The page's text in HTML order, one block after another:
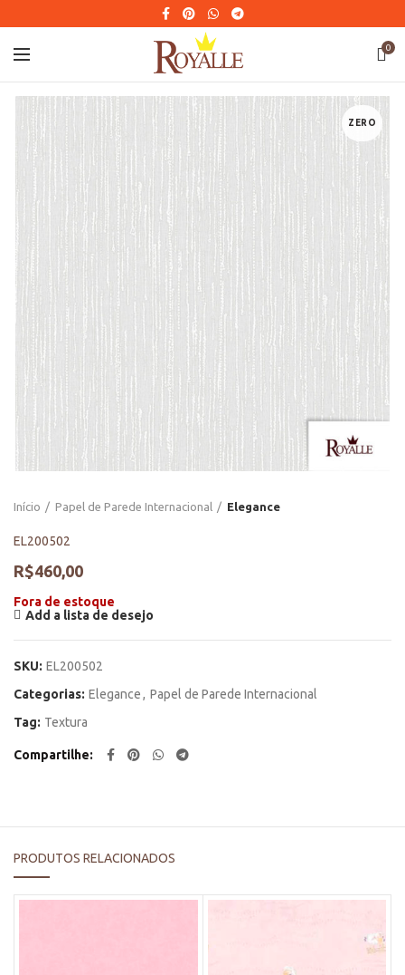
0
ZERO
Início Papel de Parede Internacional Elegance
EL200502
R$460,00
Fora de estoque
Add a lista de desejo
SKU: EL200502
Categorias: Elegance, Papel de Parede Internacional
Tag: Textura
Compartilhe
PRODUTOS RELACIONADOS